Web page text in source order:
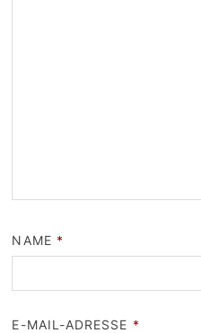
NAME *
E-MAIL-ADRESSE *